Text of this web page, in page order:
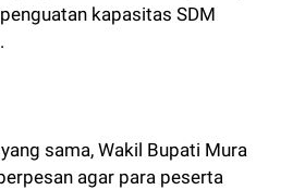
kapasitas SDM
sama, Wakil Bupati Mura
agar para peserta